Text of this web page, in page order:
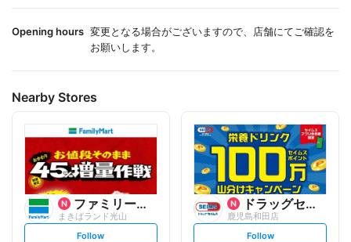
Opening hours 変更となる場合がございますので、店舗にてご確認を
お願いします。
Nearby Stores
ファミリーマート
まきばランド光山
s
Follow
ドラッグセイムス
鹿児島和田店
s
Follow